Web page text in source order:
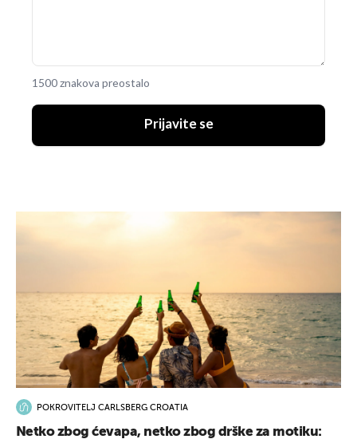
1500 znakova preostalo
Prijavite se
POKROVITELJ CARLSBERG CROATIA
Netko zbog ćevapa, netko zbog drške za motiku: